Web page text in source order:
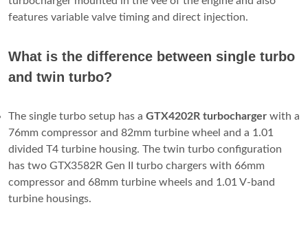
features variable valve timing and direct injection.
What is the difference between single turbo
and twin turbo?
The single turbo setup has a GTX4202R turbocharger with a
76mm compressor and 82mm turbine wheel and a 1.01
divided T4 turbine housing. The twin turbo configuration
has two GTX3582R Gen II turbo chargers with 66mm
compressor and 68mm turbine wheels and 1.01 V-band
turbine housings.